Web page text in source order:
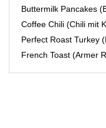
Buttermilk Pancakes
Coffee Chili (Chili mit
Perfect Roast Turkey
French Toast (Armer